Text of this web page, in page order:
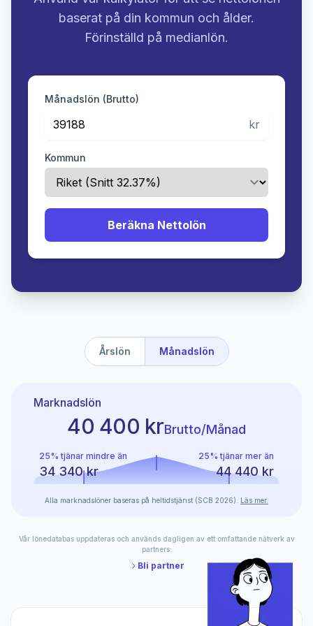
baserat på din kommun och ålder.
Förinställd på medianlön.
Månadslön (Brutto)
kr
Kommun
Beräkna Nettolön
Årslön Månadslön
Marknadslön
40 400 krBrutto/Månad
25% tjänar mindre än
34 340 kr
25% tjänar mer än
44 440 kr
Alla marknadslöner baseras på heltidstjänst (SCB 2026). Läs mer.
Vår lönedatabas uppdateras och används dagligen av ett omfattande nätverk av
partners:
Bli partner